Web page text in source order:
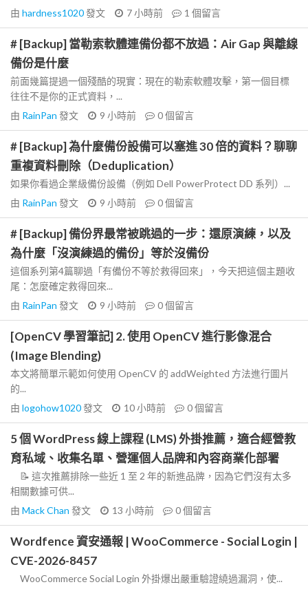
由 hardness1020發文 7 小時前 1 個留言
# [Backup] 當勒索軟體連備份都不放過：Air Gap 與離線
備份是什麼
前面幾篇提過一個殘酷的現實：現在的勒索軟體攻擊，第一個目標
往往不是你的正式資料，...
由 RainPan 發文 9 小時前 0個留言
# [Backup] 為什麼備份設備可以塞進 30 倍的資料？聊聊
重複資料刪除（Deduplication）
如果你看過企業級備份設備（例如 Dell PowerProtect DD 系列）...
由 RainPan 發文 9 小時前 0個留言
# [Backup] 備份界最常被跳過的一步：還原演練，以及
為什麼「沒演練過的備份」等於沒備份
這個系列第4篇聊過「有備份不等於救得回來」，今天把這個主題收
尾：怎麼確定救得回來...
由 RainPan 發文 9 小時前 0個留言
[OpenCV 學習筆記] 2. 使用 OpenCV 進行影像混合
(Image Blending)
本文將簡單示範如何使用 OpenCV 的 addWeighted 方法進行圖片
的...
由 logohow1020發文 10 小時前 0個留言
5 個 WordPress 線上課程 (LMS) 外掛推薦，適合經營教
育私域、收集名單、營運個人品牌和內容商業化部署
📝 這次推薦排除一些近 1 至 2 年的新進品牌，因為它們沒有太多
相關數據可供...
由 Mack Chan 發文 13 小時前 0個留言
Wordfence 資安通報 | WooCommerce - Social Login |
CVE-2026-8457
WooCommerce Social Login 外掛爆出嚴重驗證繞過漏洞，使...